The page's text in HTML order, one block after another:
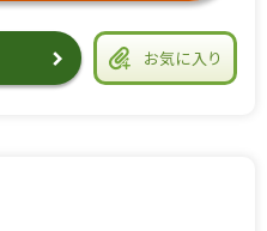
お気に入り